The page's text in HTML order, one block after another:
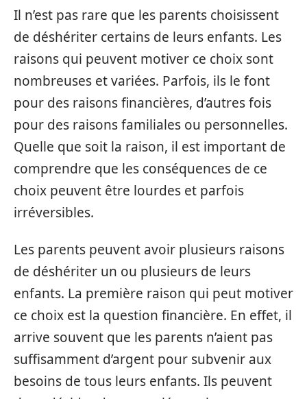
Il n’est pas rare que les parents choisissent
de déshériter certains de leurs enfants. Les
raisons qui peuvent motiver ce choix sont
nombreuses et variées. Parfois, ils le font
pour des raisons financières, d’autres fois
pour des raisons familiales ou personnelles.
Quelle que soit la raison, il est important de
comprendre que les conséquences de ce
choix peuvent être lourdes et parfois
irréversibles.
Les parents peuvent avoir plusieurs raisons
de déshériter un ou plusieurs de leurs
enfants. La première raison qui peut motiver
ce choix est la question financière. En effet, il
arrive souvent que les parents n’aient pas
suffisamment d’argent pour subvenir aux
besoins de tous leurs enfants. Ils peuvent